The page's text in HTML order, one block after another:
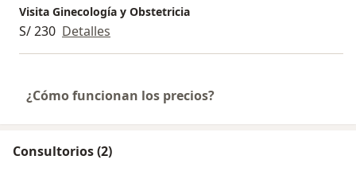
Visita Ginecología y Obstetricia
S/ 230 Detalles
¿Cómo funcionan los precios?
Consultorios (2)